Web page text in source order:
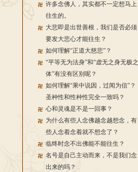
许多念佛人，其实都不一定想马上
往生的。
大悲即是出世善根，我们是否必须
要发大悲心才能往生？
如何理解“正道大慈悲”？
“平等无为法身”和“虚无之身无极之
体”有没有区别呢？
如何理解“果中说因，过闻为信”？
圣种性和性种性完全一致吗？
心和灵魂是不是一回事？
为什么有些人念佛越念越想念，有
些人念着念着就不想念了？
临终时念不出佛能不能往生？
名号是自己主动而来，不是我们念
出来的吗？